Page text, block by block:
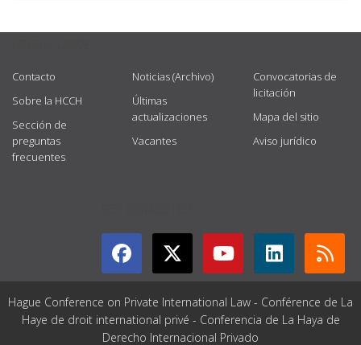
Contacto
Sobre la HCCH
Sección de
preguntas
frecuentes
Noticias (Archivo)
Últimas
actualizaciones
Vacantes
Convocatorias de
licitación
Mapa del sitio
Aviso jurídico
Hague Conference on Private International Law - Conférence de La
Haye de droit international privé - Conferencia de La Haya de
Derecho Internacional Privado